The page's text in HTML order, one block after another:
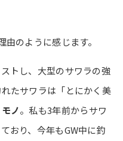
のように感じます。
トし、大型のサワラの強
たサワラは「とにかく美
ノ。私も3年前からサワ
おり、今年もGW中に釣